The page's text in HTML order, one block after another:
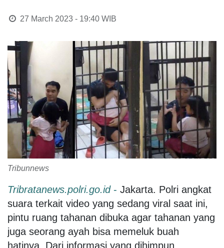
27 March 2023 - 19:40WIB
Tribunnews
Tribratanews.polri.go.id - Jakarta. Polri angkat
suara terkait video yang sedang viral saat ini,
pintu ruang tahanan dibuka agar tahanan yang
juga seorang ayah bisa memeluk buah
hatinya. Dari informasi yang dihimpun,